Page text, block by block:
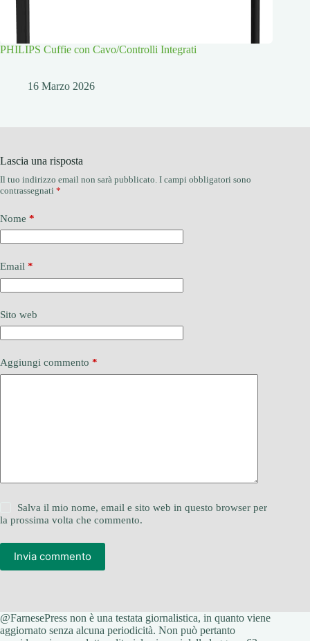
PHILIPS Cuffie con Cavo/Controlli Integrati
16 Marzo 2026
Lascia una risposta
Il tuo indirizzo email non sarà pubblicato. I campi obbligatori sono
contrassegnati *
Nome *
Email *
Sito web
Aggiungi commento *
Salva il mio nome, email e sito web in questo browser per
la prossima volta che commento.
Invia commento
@FarnesePress non è una testata giornalistica, in quanto viene
aggiornato senza alcuna periodicità. Non può pertanto